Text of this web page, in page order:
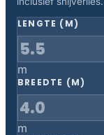
LENGTE (M)
m
BREEDTE (M)
m